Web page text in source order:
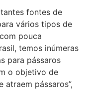
fontes de
vários tipos de
pouca
temos inúmeras
para pássaros
o objetivo de
atraem pássaros”,